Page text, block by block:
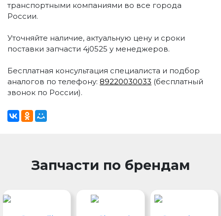
транспортными компаниями во все города
России.
Уточняйте наличие, актуальную цену и сроки
поставки запчасти 4j0525 у менеджеров.
Бесплатная консультация специалиста и подбор
аналогов по телефону: 89220030033 (бесплатный
звонок по России).
Запчасти по брендам